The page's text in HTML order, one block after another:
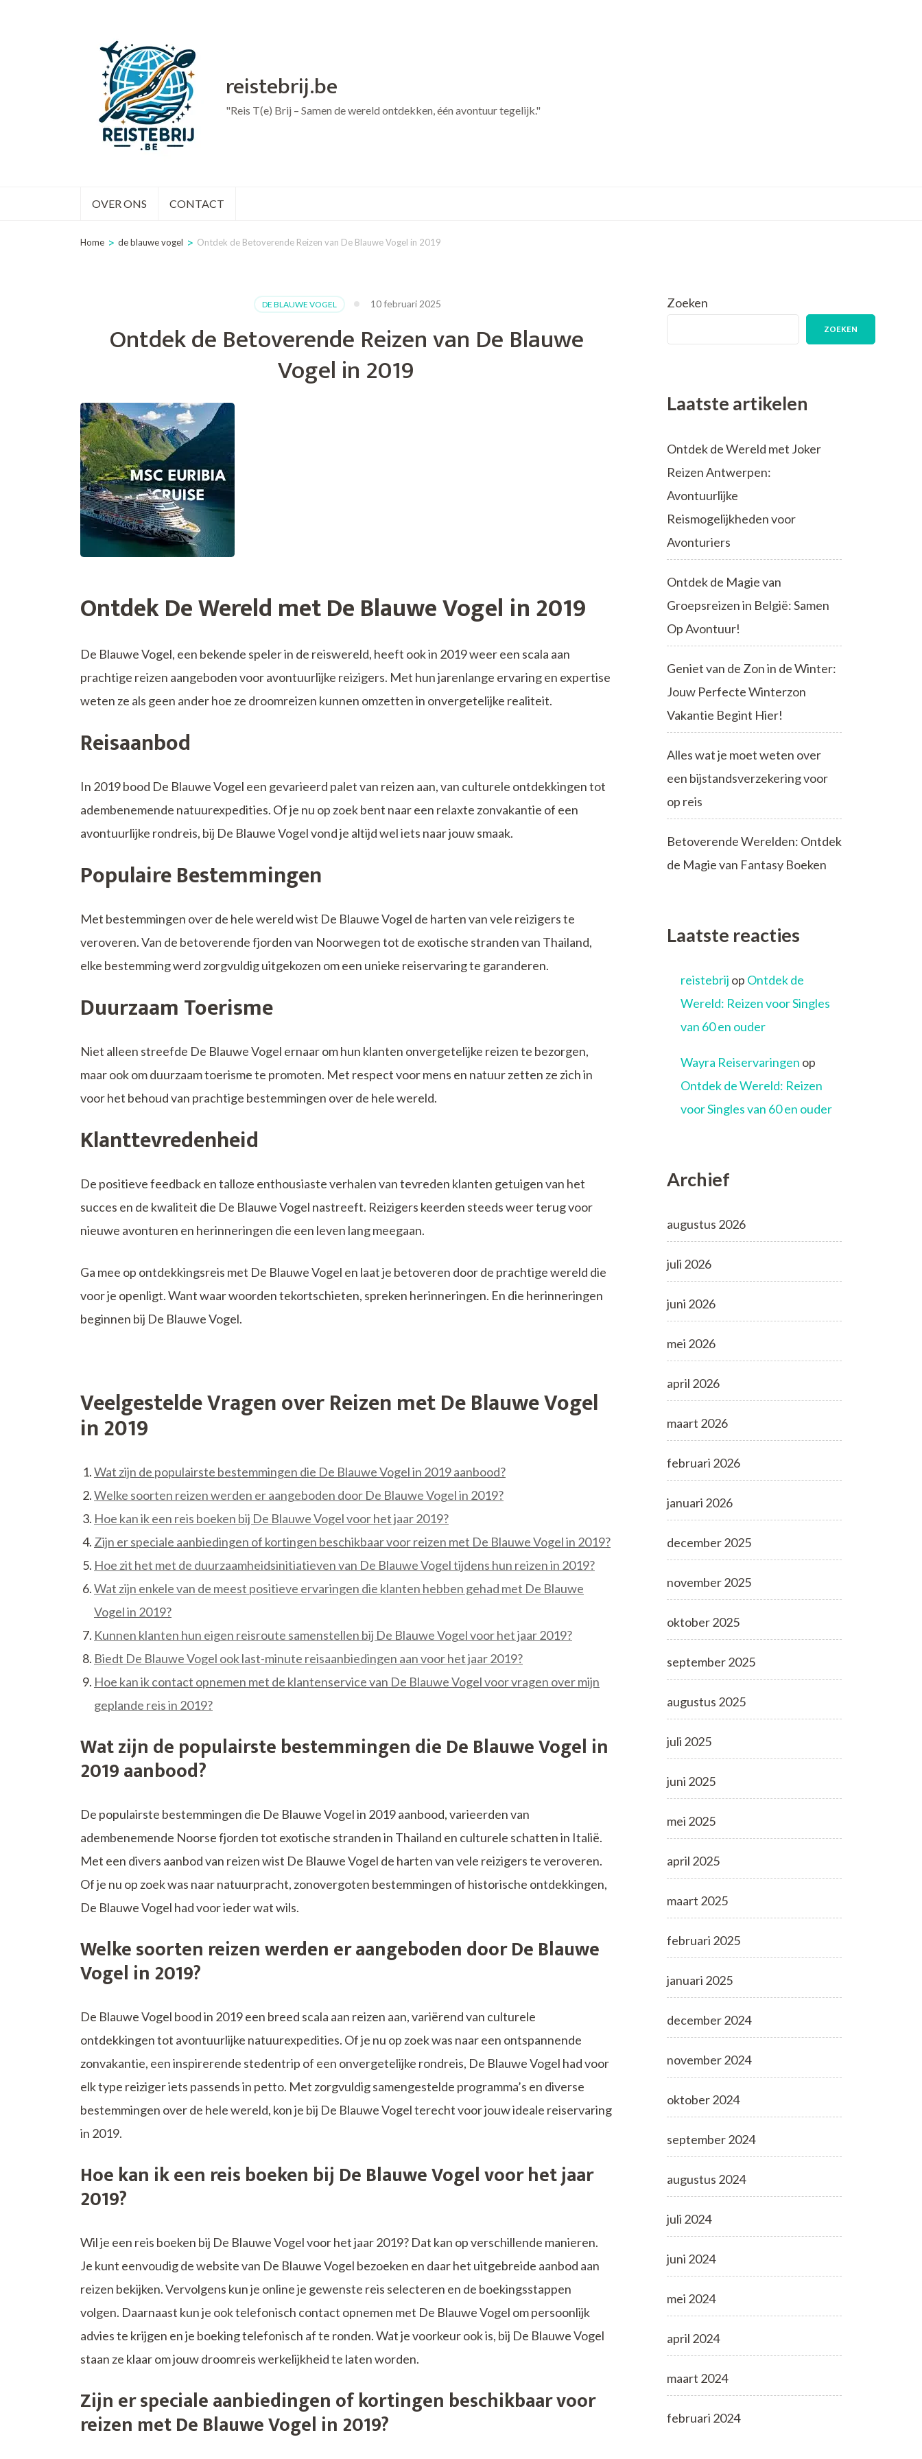
reistebrij.be
"Reis T(e) Brij – Samen de wereld ontdekken, één avontuur tegelijk."
OVER ONS CONTACT
Home > de blauwe vogel > Ontdek de Betoverende Reizen van De Blauwe Vogel in 2019
DE BLAUWE VOGEL 10 februari 2025
Ontdek de Betoverende Reizen van De Blauwe
Vogel in 2019
Ontdek De Wereld met De Blauwe Vogel in 2019
De Blauwe Vogel, een bekende speler in de reiswereld, heeft ook in 2019 weer een scala aan
prachtige reizen aangeboden voor avontuurlijke reizigers. Met hun jarenlange ervaring en expertise
weten ze als geen ander hoe ze droomreizen kunnen omzetten in onvergetelijke realiteit.
Reisaanbod
In 2019 bood De Blauwe Vogel een gevarieerd palet van reizen aan, van culturele ontdekkingen tot
adembenemende natuurexpedities. Of je nu op zoek bent naar een relaxte zonvakantie of een
avontuurlijke rondreis, bij De Blauwe Vogel vond je altijd wel iets naar jouw smaak.
Populaire Bestemmingen
Met bestemmingen over de hele wereld wist De Blauwe Vogel de harten van vele reizigers te
veroveren. Van de betoverende fjorden van Noorwegen tot de exotische stranden van Thailand,
elke bestemming werd zorgvuldig uitgekozen om een unieke reiservaring te garanderen.
Duurzaam Toerisme
Niet alleen streefde De Blauwe Vogel ernaar om hun klanten onvergetelijke reizen te bezorgen,
maar ook om duurzaam toerisme te promoten. Met respect voor mens en natuur zetten ze zich in
voor het behoud van prachtige bestemmingen over de hele wereld.
Klanttevredenheid
De positieve feedback en talloze enthousiaste verhalen van tevreden klanten getuigen van het
succes en de kwaliteit die De Blauwe Vogel nastreeft. Reizigers keerden steeds weer terug voor
nieuwe avonturen en herinneringen die een leven lang meegaan.
Ga mee op ontdekkingsreis met De Blauwe Vogel en laat je betoveren door de prachtige wereld die
voor je openligt. Want waar woorden tekortschieten, spreken herinneringen. En die herinneringen
beginnen bij De Blauwe Vogel.
Veelgestelde Vragen over Reizen met De Blauwe Vogel
in 2019
Wat zijn de populairste bestemmingen die De Blauwe Vogel in 2019 aanbood?
Welke soorten reizen werden er aangeboden door De Blauwe Vogel in 2019?
Hoe kan ik een reis boeken bij De Blauwe Vogel voor het jaar 2019?
Zijn er speciale aanbiedingen of kortingen beschikbaar voor reizen met De Blauwe Vogel in 2019?
Hoe zit het met de duurzaamheidsinitiatieven van De Blauwe Vogel tijdens hun reizen in 2019?
Wat zijn enkele van de meest positieve ervaringen die klanten hebben gehad met De Blauwe
Vogel in 2019?
Kunnen klanten hun eigen reisroute samenstellen bij De Blauwe Vogel voor het jaar 2019?
Biedt De Blauwe Vogel ook last-minute reisaanbiedingen aan voor het jaar 2019?
Hoe kan ik contact opnemen met de klantenservice van De Blauwe Vogel voor vragen over mijn
geplande reis in 2019?
Wat zijn de populairste bestemmingen die De Blauwe Vogel in
2019 aanbood?
De populairste bestemmingen die De Blauwe Vogel in 2019 aanbood, varieerden van
adembenemende Noorse fjorden tot exotische stranden in Thailand en culturele schatten in Italië.
Met een divers aanbod van reizen wist De Blauwe Vogel de harten van vele reizigers te veroveren.
Of je nu op zoek was naar natuurpracht, zonovergoten bestemmingen of historische ontdekkingen,
De Blauwe Vogel had voor ieder wat wils.
Welke soorten reizen werden er aangeboden door De Blauwe
Vogel in 2019?
De Blauwe Vogel bood in 2019 een breed scala aan reizen aan, variërend van culturele
ontdekkingen tot avontuurlijke natuurexpedities. Of je nu op zoek was naar een ontspannende
zonvakantie, een inspirerende stedentrip of een onvergetelijke rondreis, De Blauwe Vogel had voor
elk type reiziger iets passends in petto. Met zorgvuldig samengestelde programma’s en diverse
bestemmingen over de hele wereld, kon je bij De Blauwe Vogel terecht voor jouw ideale reiservaring
in 2019.
Hoe kan ik een reis boeken bij De Blauwe Vogel voor het jaar
2019?
Wil je een reis boeken bij De Blauwe Vogel voor het jaar 2019? Dat kan op verschillende manieren.
Je kunt eenvoudig de website van De Blauwe Vogel bezoeken en daar het uitgebreide aanbod aan
reizen bekijken. Vervolgens kun je online je gewenste reis selecteren en de boekingsstappen
volgen. Daarnaast kun je ook telefonisch contact opnemen met De Blauwe Vogel om persoonlijk
advies te krijgen en je boeking telefonisch af te ronden. Wat je voorkeur ook is, bij De Blauwe Vogel
staan ze klaar om jouw droomreis werkelijkheid te laten worden.
Zijn er speciale aanbiedingen of kortingen beschikbaar voor
reizen met De Blauwe Vogel in 2019?
Zoeken
ZOEKEN
Laatste artikelen
Ontdek de Wereld met Joker
Reizen Antwerpen:
Avontuurlijke
Reismogelijkheden voor
Avonturiers
Ontdek de Magie van
Groepsreizen in België: Samen
Op Avontuur!
Geniet van de Zon in de Winter:
Jouw Perfecte Winterzon
Vakantie Begint Hier!
Alles wat je moet weten over
een bijstandsverzekering voor
op reis
Betoverende Werelden: Ontdek
de Magie van Fantasy Boeken
Laatste reacties
reistebrij op Ontdek de
Wereld: Reizen voor Singles
van 60 en ouder
Wayra Reiservaringen op
Ontdek de Wereld: Reizen
voor Singles van 60 en ouder
Archief
augustus 2026
juli 2026
juni 2026
mei 2026
april 2026
maart 2026
februari 2026
januari 2026
december 2025
november 2025
oktober 2025
september 2025
augustus 2025
juli 2025
juni 2025
mei 2025
april 2025
maart 2025
februari 2025
januari 2025
december 2024
november 2024
oktober 2024
september 2024
augustus 2024
juli 2024
juni 2024
mei 2024
april 2024
maart 2024
februari 2024